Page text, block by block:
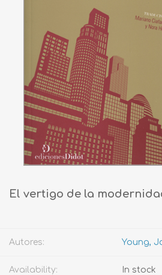
El vertigo de la
Autores: Young,
Availability: In stock